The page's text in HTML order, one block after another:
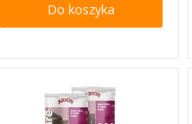
Do koszyka